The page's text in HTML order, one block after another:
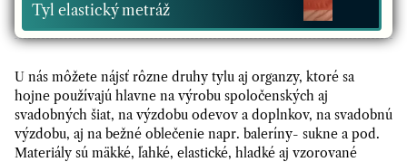
Tyl elastický metráž
U nás môžete nájsť rôzne druhy tylu aj organzy, ktoré sa
hojne používajú hlavne na výrobu spoločenských aj
svadobných šiat, na výzdobu odevov a doplnkov, na svadobnú
výzdobu, aj na bežné oblečenie napr. baleríny- sukne a pod.
Materiály sú mäkké, ľahké, elastické, hladké aj vzorované